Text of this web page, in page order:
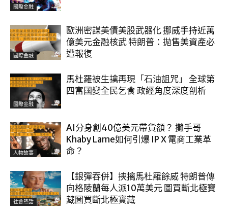
國際金融
國際金融
歐洲密謀美債美股武器化 挪威手持近萬
億美元金融核武 特朗普：拋售美資產必
遭報復
國際金融
馬杜羅被生擒再現「石油詛咒」 全球第
四富國變全民乞食 政經角度深度剖析
人物故事
AI分身創40億美元帶貨額？ 攤手哥
Khaby Lame如何引爆 IP X 電商工業革
命？
社會熱話
【銀彈吞併】挾擒馬杜羅餘威 特朗普傳
向格陵蘭每人派10萬美元 圖買斷北極寶
藏圖買斷北極寶藏